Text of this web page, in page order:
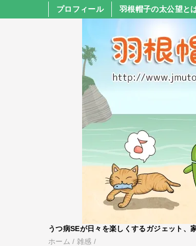
プロフィール 羽根帽子の太公望と
うつ病SEが日々を楽しくするガジェット、
ホーム /雑感 /